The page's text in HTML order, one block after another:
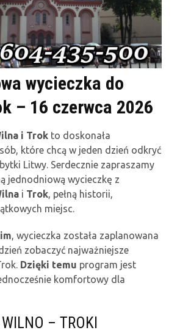
wycieczka do
– 16 czerwca 2026
i Trok to doskonała
które chcą w jeden dzień odkryć
Litwy. Serdecznie zapraszamy
jednodniową wycieczkę z
i Trok, pełną historii,
miejsc.
, wycieczka została zaplanowana
zobaczyć najważniejsze
Dzięki temu program jest
komfortowy dla
– TROKI